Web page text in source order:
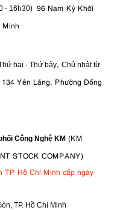
- 16h30) 96 Nam Kỳ Khởi
hai - Thứ bảy, Chủ nhật từ
Yên Lãng, Phường Đống
Công Nghệ KM (KM
STOCK COMPANY)
TP Hồ Chí Minh cấp ngày
TP. Hồ Chí Minh